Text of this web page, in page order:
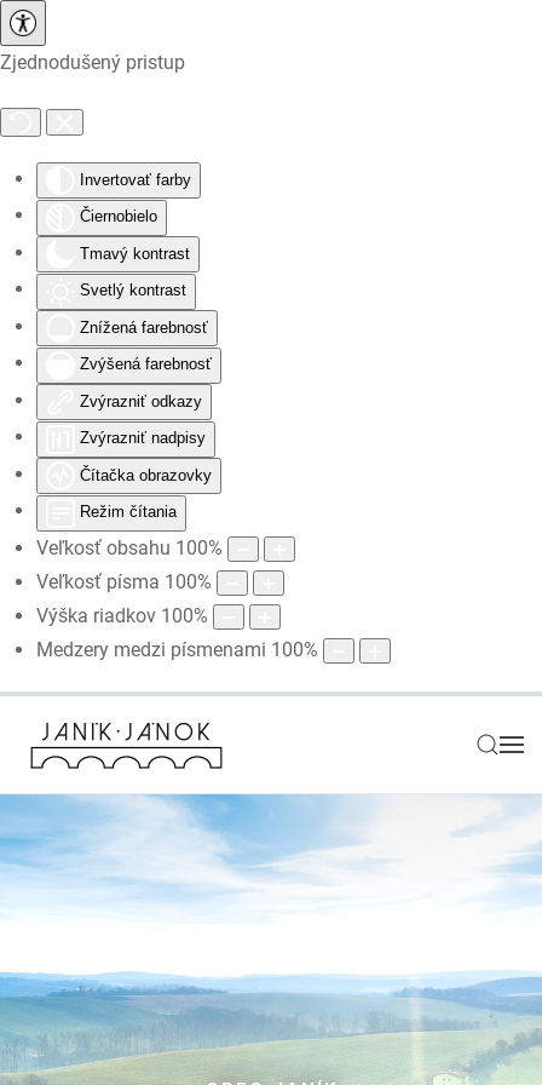
Zjednodušený pristup
Invertovať farby
Čiernobielo
Tmavý kontrast
Svetlý kontrast
Znížená farebnosť
Zvýšená farebnosť
Zvýrazniť odkazy
Zvýrazniť nadpisy
Čítačka obrazovky
Režim čítania
Veľkosť obsahu 100%
Veľkosť písma 100%
Výška riadkov 100%
Medzery medzi písmenami 100%
Skip to main content